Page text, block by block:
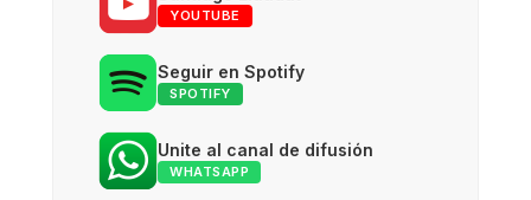
YOUTUBE
Seguir en Spotify
SPOTIFY
Unite al canal de difusión
WHATSAPP